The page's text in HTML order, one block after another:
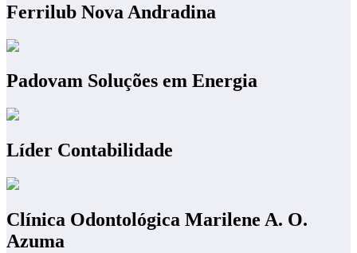
Ferrilub Nova Andradina
Padovam Soluções em Energia
Líder Contabilidade
Clínica Odontológica Marilene A. O.
Azuma